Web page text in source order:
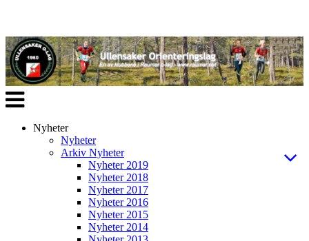
Veksle
navigasjon
Nyheter
Nyheter
Arkiv Nyheter
Nyheter 2019
Nyheter 2018
Nyheter 2017
Nyheter 2016
Nyheter 2015
Nyheter 2014